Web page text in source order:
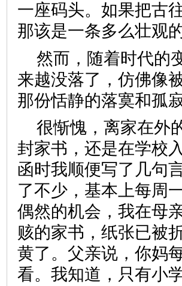
一座码头。如果把古
那该是一条多么壮
然而，随着时代的
来越没落了，仿佛像
那份恬静的落寞和
很惭愧，离家在外
封家书，还是在学校
函时我顺便写了几句
了不少，基本上每周
偶然的机会，我在母
赅的家书，纸张已被
黄了。父亲说，你妈
看。我知道，只有小